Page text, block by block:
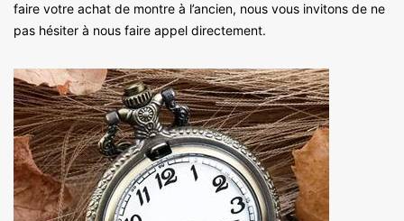
faire votre achat de montre à l’ancien, nous vous invitons de ne
pas hésiter à nous faire appel directement.